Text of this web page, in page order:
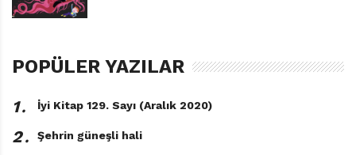
POPÜLER YAZILAR
1․ İyi Kitap 129. Sayı (Aralık 2020)
2․ Şehrin güneşli hali